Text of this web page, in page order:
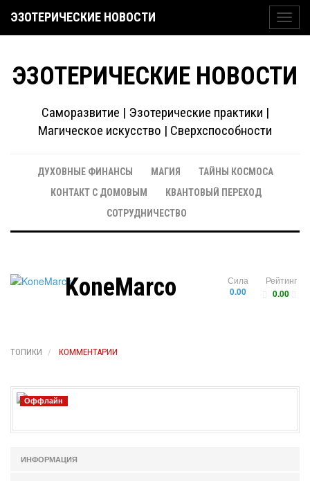
ЭЗОТЕРИЧЕСКИЕ НОВОСТИ
ЭЗОТЕРИЧЕСКИЕ НОВОСТИ
Саморазвитие | Эзотерические практики |
Магическое искусство | Сверхспособности
ДУХОВНЫЕ ФИНАНСЫ МАГИЯ
ТАЙНЫ КОСМОСА
КОНТАКТ С ДОМОВЫМ
КВАНТОВЫЙ ПЕРЕХОД
СОТРУДНИЧЕСТВО
Рейтинг
0.00
Сила
0.00
KoneMarco
ТОПИКИ КОММЕНТАРИИ
Оффлайн
ИНФОРМАЦИЯ